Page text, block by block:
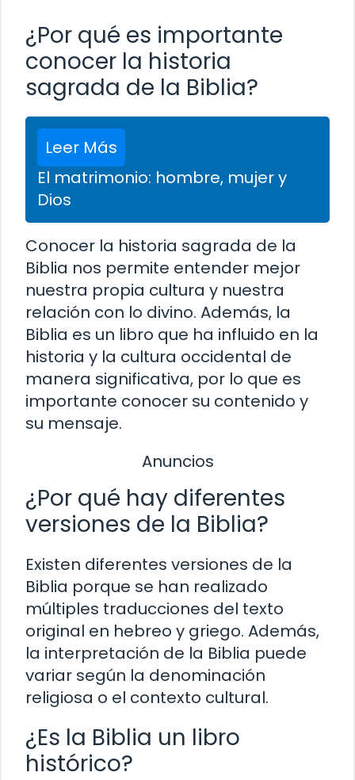
¿Por qué es importante
conocer la historia
sagrada de la Biblia?
Leer Más
El matrimonio: hombre, mujer y
Dios
Conocer la historia sagrada de la
Biblia nos permite entender mejor
nuestra propia cultura y nuestra
relación con lo divino. Además, la
Biblia es un libro que ha influido en la
historia y la cultura occidental de
manera significativa, por lo que es
importante conocer su contenido y
su mensaje.
Anuncios
¿Por qué hay diferentes
versiones de la Biblia?
Existen diferentes versiones de la
Biblia porque se han realizado
múltiples traducciones del texto
original en hebreo y griego. Además,
la interpretación de la Biblia puede
variar según la denominación
religiosa o el contexto cultural.
¿Es la Biblia un libro
histórico?